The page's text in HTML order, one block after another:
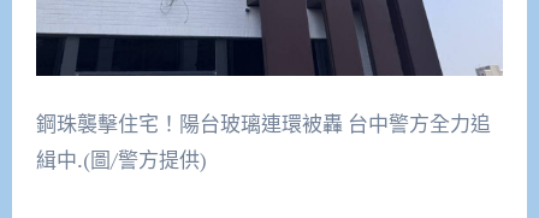
鋼珠襲擊住宅！陽台玻璃連環被轟 台中警方全力追
緝中.(圖/警方提供)